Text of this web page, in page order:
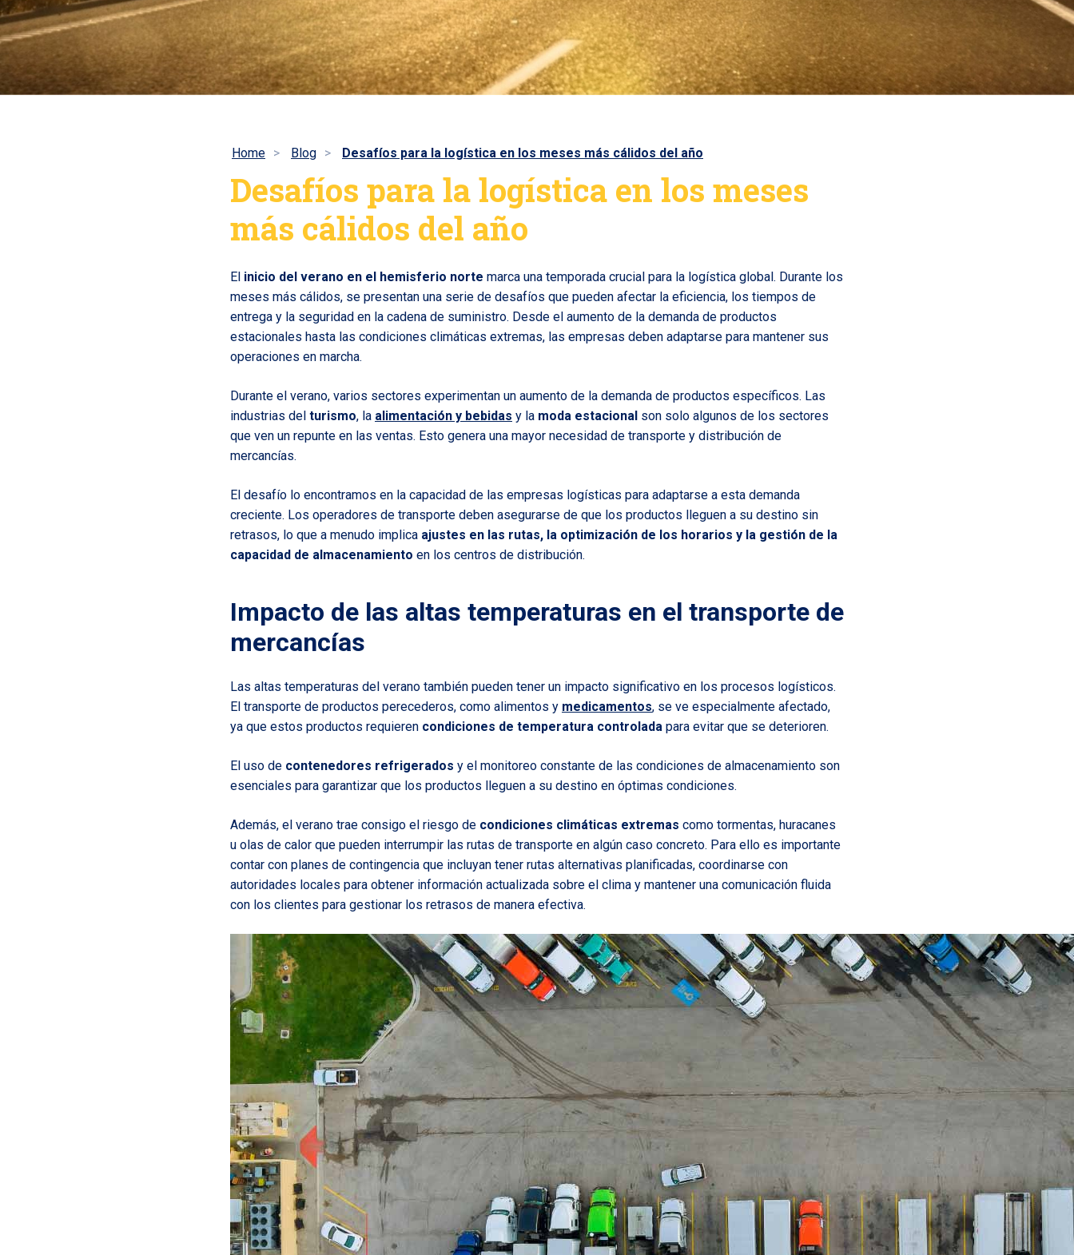
Home Blog Desafíos para la logística en los meses más cálidos del año
Desafíos para la logística en los meses
más cálidos del año
El inicio del verano en el hemisferio norte marca una temporada crucial para la logística global. Durante los
meses más cálidos, se presentan una serie de desafíos que pueden afectar la eficiencia, los tiempos de
entrega y la seguridad en la cadena de suministro. Desde el aumento de la demanda de productos
estacionales hasta las condiciones climáticas extremas, las empresas deben adaptarse para mantener sus
operaciones en marcha.
Durante el verano, varios sectores experimentan un aumento de la demanda de productos específicos. Las
industrias del turismo, la alimentación y bebidas y la moda estacional son solo algunos de los sectores
que ven un repunte en las ventas. Esto genera una mayor necesidad de transporte y distribución de
mercancías.
El desafío lo encontramos en la capacidad de las empresas logísticas para adaptarse a esta demanda
creciente. Los operadores de transporte deben asegurarse de que los productos lleguen a su destino sin
retrasos, lo que a menudo implica ajustes en las rutas, la optimización de los horarios y la gestión de la
capacidad de almacenamiento en los centros de distribución.
Impacto de las altas temperaturas en el transporte de
mercancías
Las altas temperaturas del verano también pueden tener un impacto significativo en los procesos logísticos.
El transporte de productos perecederos, como alimentos y medicamentos, se ve especialmente afectado,
ya que estos productos requieren condiciones de temperatura controlada para evitar que se deterioren.
El uso de contenedores refrigerados y el monitoreo constante de las condiciones de almacenamiento son
esenciales para garantizar que los productos lleguen a su destino en óptimas condiciones.
Además, el verano trae consigo el riesgo de condiciones climáticas extremas como tormentas, huracanes
u olas de calor que pueden interrumpir las rutas de transporte en algún caso concreto. Para ello es importante
contar con planes de contingencia que incluyan tener rutas alternativas planificadas, coordinarse con
autoridades locales para obtener información actualizada sobre el clima y mantener una comunicación fluida
con los clientes para gestionar los retrasos de manera efectiva.